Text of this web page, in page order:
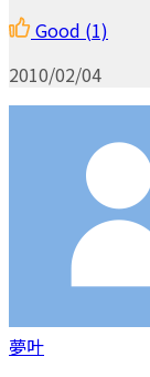
Good (1)
2010/02/04
夢叶